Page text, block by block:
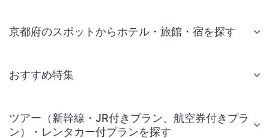
京都府のスポットからホテル・旅館・宿を探す
おすすめ特集
ツアー（新幹線・JR付きプラン、航空券付きプラ
ン）・レンタカー付プランを探す